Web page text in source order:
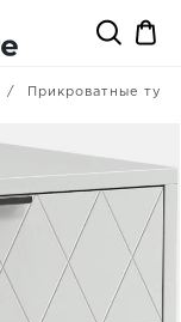
Прикроватные